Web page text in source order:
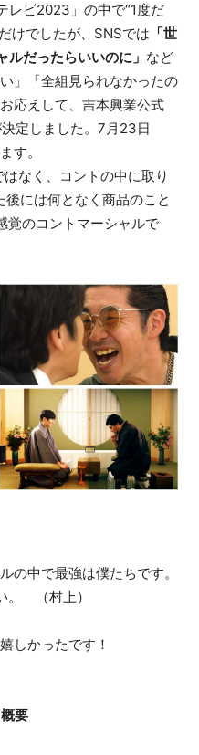
レビ2023」の中で“1度だ
けでしたが、SNSでは 「世
だったらいいのに」 など
」「全組見られなかったの
応えして、吉本興業公式
定しました。7月23日
す。
なく、コントの中に取り
には何となく商品のこと
のコントマーシャルで
の中で最強は僕たちです。
。 （村上）
しかったです！
要